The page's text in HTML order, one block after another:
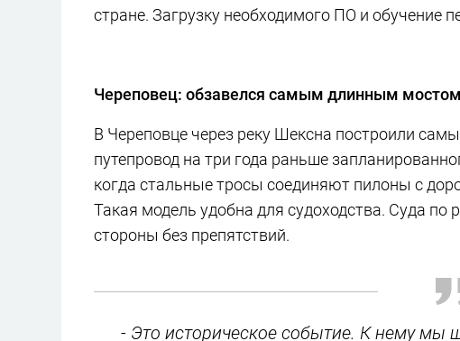
стране. Загрузку необходимого ПО и обучение
Череповец: обзавелся самым длинным мостом
В Череповце через реку Шексна построили
путепровод на три года раньше
когда стальные тросы соединяют пилоны с
Такая модель удобна для судоходства. Суда по
стороны без препятствий.
- Это историческое событие. К нему мы